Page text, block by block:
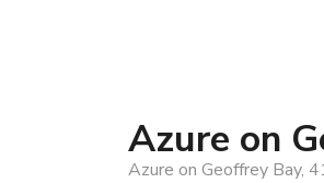
Azure on
Azure on Geoffrey Bay,